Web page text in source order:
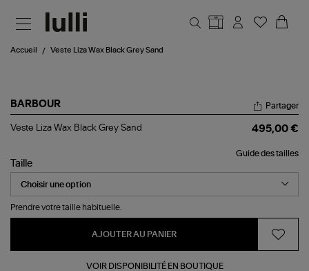
Accueil Veste Liza Wax Black Grey Sand
BARBOUR
Veste
Black
Grey
Sand
Partager
Veste Liza Wax Black Grey Sand 495,00 €
Guide des tailles
Taille
Prendre votre taille habituelle.
AJOUTER AU PANIER
VOIR DISPONIBILITÉ EN BOUTIQUE